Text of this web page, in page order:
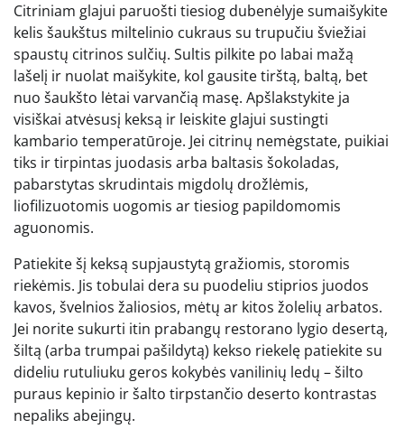
Citriniam glajui paruošti tiesiog dubenėlyje sumaišykite
kelis šaukštus miltelinio cukraus su trupučiu šviežiai
spaustų citrinos sulčių. Sultis pilkite po labai mažą
lašelį ir nuolat maišykite, kol gausite tirštą, baltą, bet
nuo šaukšto lėtai varvančią masę. Apšlakstykite ja
visiškai atvėsusį keksą ir leiskite glajui sustingti
kambario temperatūroje. Jei citrinų nemėgstate, puikiai
tiks ir tirpintas juodasis arba baltasis šokoladas,
pabarstytas skrudintais migdolų drožlėmis,
liofilizuotomis uogomis ar tiesiog papildomomis
aguonomis.
Patiekite šį keksą supjaustytą gražiomis, storomis
riekėmis. Jis tobulai dera su puodeliu stiprios juodos
kavos, švelnios žaliosios, mėtų ar kitos žolelių arbatos.
Jei norite sukurti itin prabangų restorano lygio desertą,
šiltą (arba trumpai pašildytą) kekso riekelę patiekite su
dideliu rutuliuku geros kokybės vanilinių ledų – šilto
puraus kepinio ir šalto tirpstančio deserto kontrastas
nepaliks abejingų.